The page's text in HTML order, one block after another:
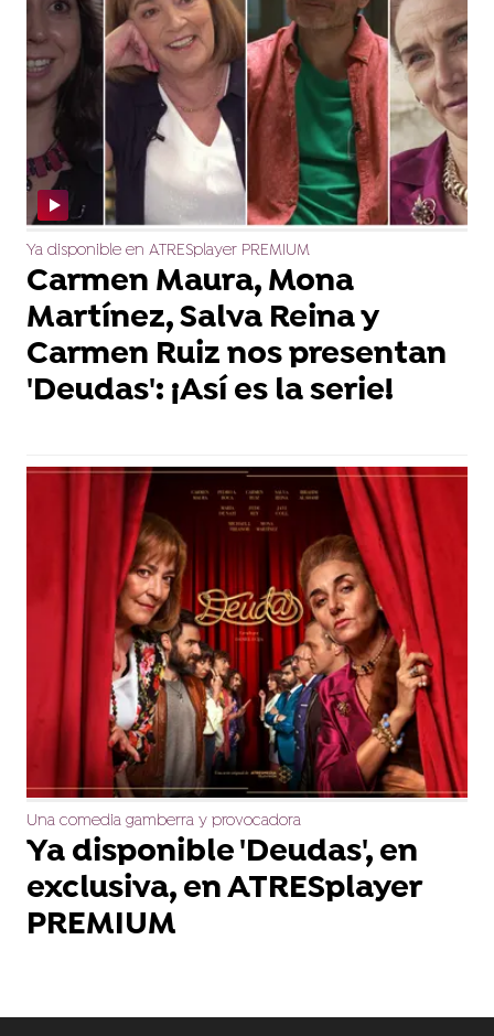
Ya disponible en ATRESplayer PREMIUM
Carmen Maura, Mona
Martínez, Salva Reina y
Carmen Ruiz nos presentan
'Deudas': ¡Así es la serie!
Una comedia gamberra y provocadora
Ya disponible 'Deudas', en
exclusiva, en ATRESplayer
PREMIUM